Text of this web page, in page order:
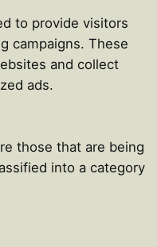
to provide visitors
campaigns. These
and collect
ads.
those that are being
into a category